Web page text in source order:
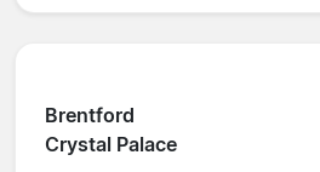
Brentford
Crystal Palace